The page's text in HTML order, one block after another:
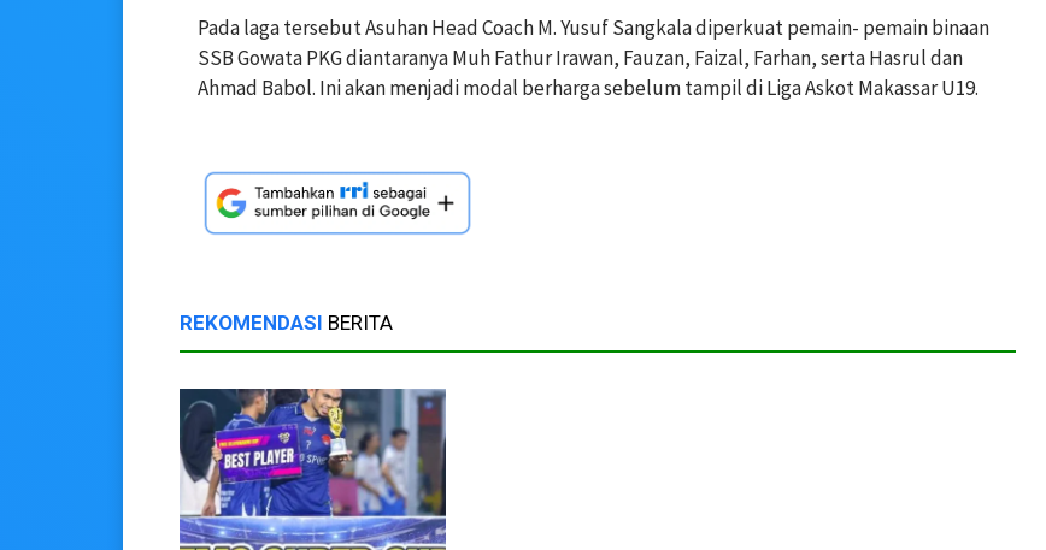
Pada laga tersebut Asuhan Head Coach M. Yusuf Sangkala diperkuat pemain- pemain binaan
SSB Gowata PKG diantaranya Muh Fathur Irawan, Fauzan, Faizal, Farhan, serta Hasrul dan
Ahmad Babol. Ini akan menjadi modal berharga sebelum tampil di Liga Askot Makassar U19.
REKOMENDASI BERITA